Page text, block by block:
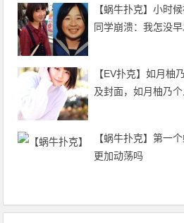
【蜗牛扑克】小时
同学崩溃：我怎没
【EV扑克】如月柚
及封面，如月柚乃个
【蜗牛扑克】第一
更加动荡吗